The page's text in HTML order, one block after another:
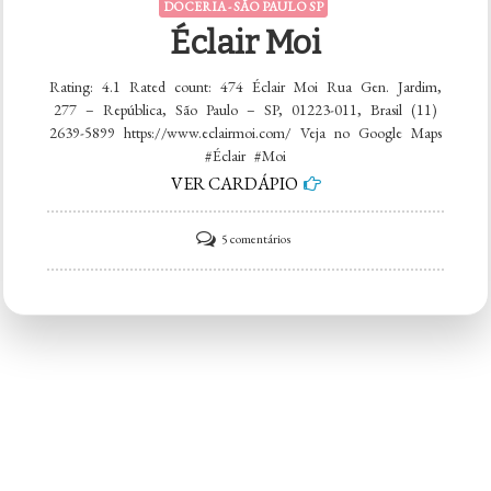
DOCERIA - SÃO PAULO SP
Éclair Moi
Rating: 4.1 Rated count: 474 Éclair Moi Rua Gen. Jardim,
277 – República, São Paulo – SP, 01223-011, Brasil (11)
2639-5899 https://www.eclairmoi.com/ Veja no Google Maps
#Éclair #Moi
VER CARDÁPIO
5 comentáriosem
Éclair